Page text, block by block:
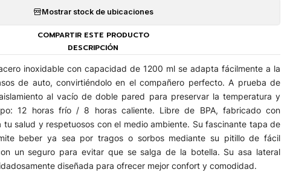
Mostrar stock de ubicaciones
COMPARTIR ESTE PRODUCTO
DESCRIPCIÓN
inoxidable con capacidad de 1200 ml se adapta fácilmente a la
de auto, convirtiéndolo en el compañero perfecto. A prueba de
al vacío de doble pared para preservar la temperatura y
12 horas frío / 8 horas caliente. Libre de BPA, fabricado con
tu salud y respetuosos con el medio ambiente. Su fascinante tapa de
beber ya sea por tragos o sorbos mediante su pitillo de fácil
un seguro para evitar que se salga de la botella. Su asa lateral
diseñada para ofrecer mejor confort y comodidad.